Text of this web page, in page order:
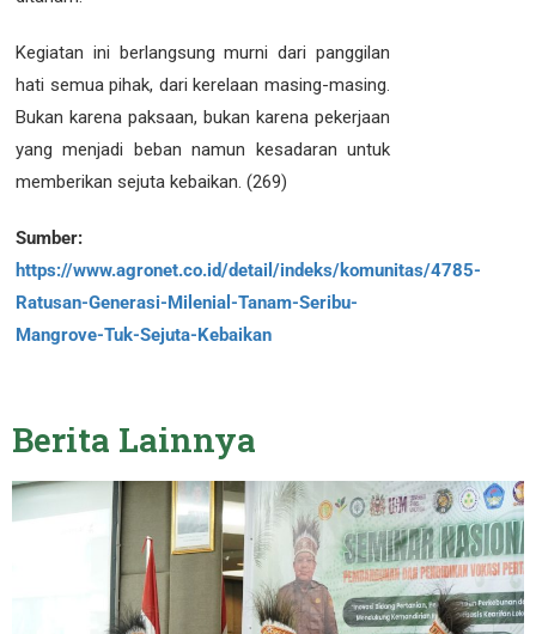
Kegiatan ini berlangsung murni dari panggilan
hati semua pihak, dari kerelaan masing-masing.
Bukan karena paksaan, bukan karena pekerjaan
yang menjadi beban namun kesadaran untuk
memberikan sejuta kebaikan. (269)
Sumber:
https://www.agronet.co.id/detail/indeks/komunitas/4785-
Ratusan-Generasi-Milenial-Tanam-Seribu-
Mangrove-Tuk-Sejuta-Kebaikan
Berita Lainnya